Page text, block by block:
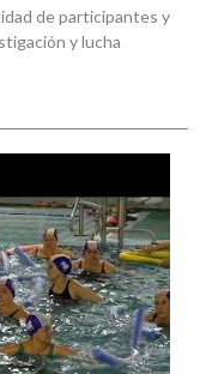
de participantes y
y lucha